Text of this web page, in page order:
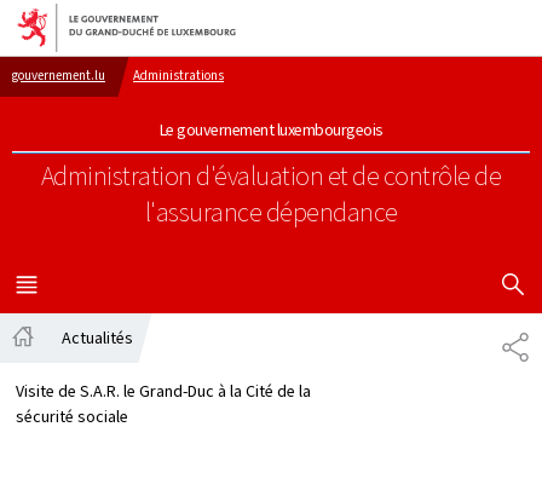
Aller au menu principal
Aller au contenu
gouvernement.lu Administrations
Le gouvernement luxembourgeois
Administration d'évaluation et de contrôle de
l'assurance dépendance
MENU
PRINCIPAL
Actualités
Visite de S.A.R. le Grand-Duc à la Cité de la
sécurité sociale